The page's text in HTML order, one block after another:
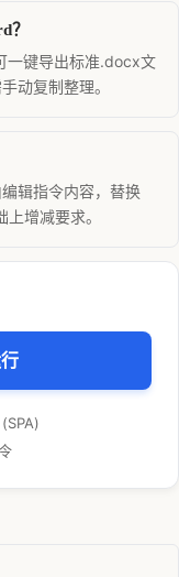
？
一键导出标准.docx文
动复制整理。
辑指令内容，替换
增减要求。